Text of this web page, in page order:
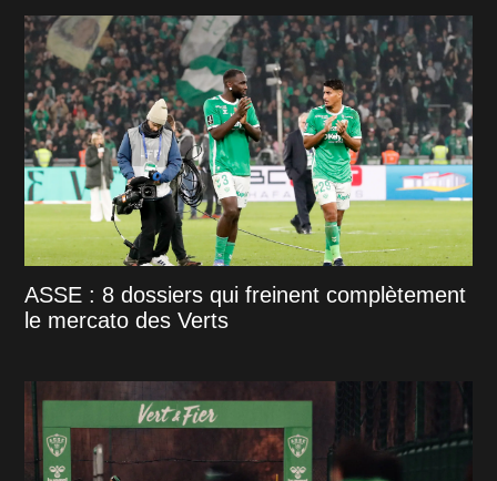
ASSE : 8 dossiers qui freinent complètement
le mercato des Verts